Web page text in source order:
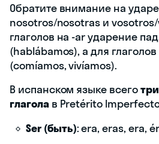
Обратите внимание на
nosotros/nosotras и
глаголов на -ar ударение
(hablábamos), а для
(comíamos, vivíamos).
В испанском языке всего
глаголав Pretérito
Ser (быть): era, eras, era,